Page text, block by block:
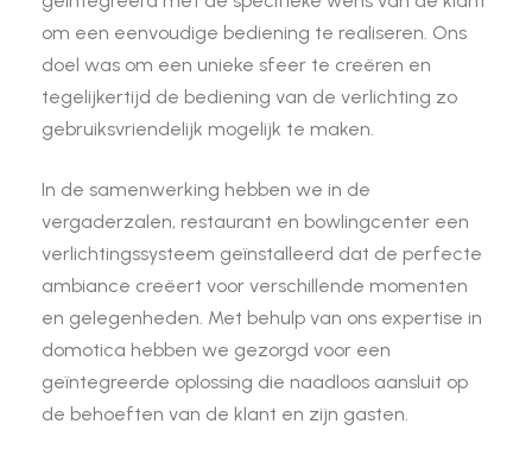
om een eenvoudige bediening te realiseren. Ons
doel was om een unieke sfeer te creëren en
tegelijkertijd de bediening van de verlichting zo
gebruiksvriendelijk mogelijk te maken.
In de samenwerking hebben we in de
vergaderzalen, restaurant en bowlingcenter een
verlichtingssysteem geïnstalleerd dat de perfecte
ambiance creëert voor verschillende momenten
en gelegenheden. Met behulp van ons expertise in
domotica hebben we gezorgd voor een
geïntegreerde oplossing die naadloos aansluit op
de behoeften van de klant en zijn gasten.